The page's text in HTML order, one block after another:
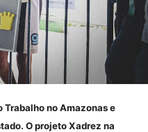
no Amazonas e
O projeto Xadrez na